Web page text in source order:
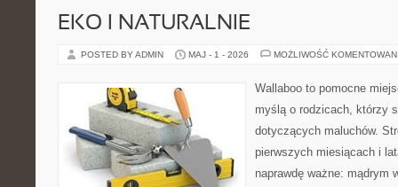
EKO I NATURALNIE
POSTED BY ADMIN MAJ - 1 - 2026 MOŻLIWOŚĆ
Wallaboo to pomocne
myślą o rodzicach, którzy
dotyczących maluchów.
pierwszych miesiącach i
naprawdę ważne: mądrym